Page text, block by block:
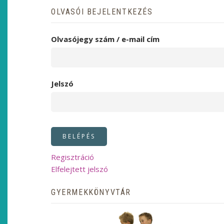
OLVASÓI BEJELENTKEZÉS
Olvasójegy szám / e-mail cím
Jelszó
Regisztráció
Elfelejtett jelszó
GYERMEKKÖNYVTÁR